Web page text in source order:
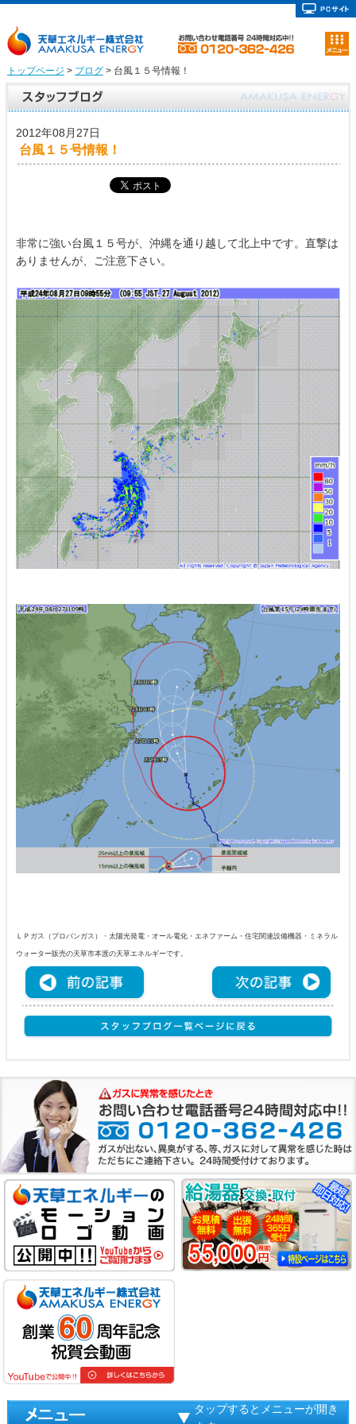
トップページ > ブログ> 台風１５号情報！
2012年08月27日
台風１５号情報！
非常に強い台風１５号が、沖縄を通り越して北上中です。直撃は
ありませんが、ご注意下さい。
ＬＰガス（プロパンガス）・太陽光発電・オール電化・エネファーム・住宅関連設備機器・ミネラル
ウォーター販売の天草市本渡の天草エネルギーです。
タップするとメニューが開き